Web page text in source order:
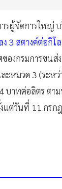
รผู้จัดการใหญ่
3 สตางค์ต่อกิโ
องกรมการขนส่
หมวด 3 (ระหว่
าทต่อลิตร ตา
ต่วันที่ 11 กรก